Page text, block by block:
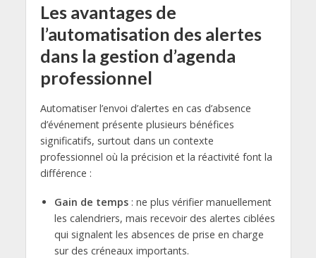
Les avantages de
l’automatisation des alertes
dans la gestion d’agenda
professionnel
Automatiser l’envoi d’alertes en cas d’absence
d’événement présente plusieurs bénéfices
significatifs, surtout dans un contexte
professionnel où la précision et la réactivité font la
différence :
Gain de temps: ne plus vérifier manuellement
les calendriers, mais recevoir des alertes ciblées
qui signalent les absences de prise en charge
sur des créneaux importants.